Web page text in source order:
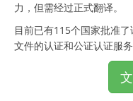
力，但需经过正式翻译。
目前已有115个国家批准
文件的认证和公证认证服